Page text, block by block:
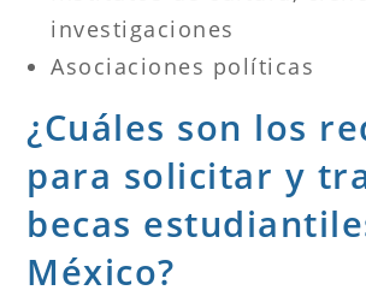
investigaciones
Asociaciones políticas
¿Cuáles son los
para solicitar y
becas
México?